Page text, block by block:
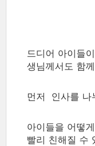
드디어 아이들
생님께서도 함
먼저 인사를 나
아이들을 어떻
빨리 친해질 수